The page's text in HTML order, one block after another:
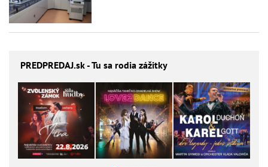
PREDPREDAJ.sk - Tu sa rodia zážitky